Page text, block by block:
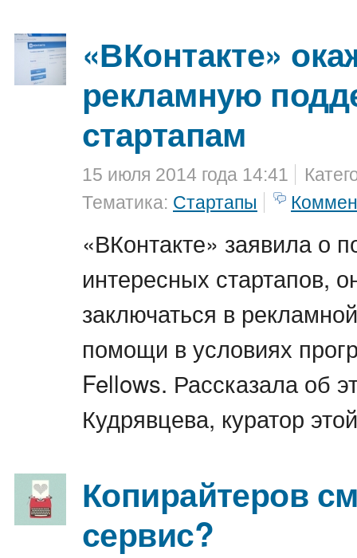
«ВКонтакте»
рекламную
стартапам
15 июля 2014 года 14:41
Тематика: Стартапы
«ВКонтакте» заявила о
интересных стартапов,
заключаться в
помощи в условиях
Fellows. Рассказала об
Кудрявцева, куратор
Копирайтеров
сервис?